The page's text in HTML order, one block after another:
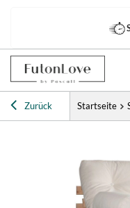
Zurück Startseite